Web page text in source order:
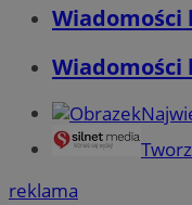
Wiadomości
Wiadomości
reklama